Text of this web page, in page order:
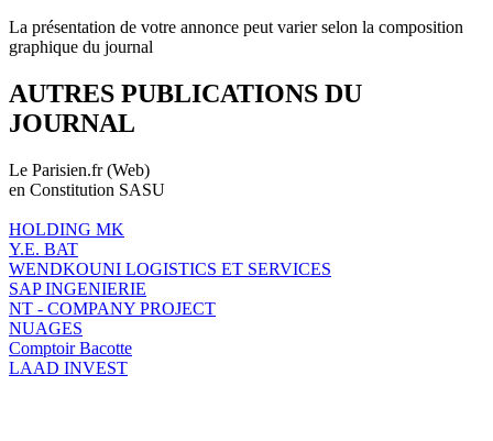
La présentation de votre annonce peut varier selon la composition
graphique du journal
AUTRES PUBLICATIONS DU
JOURNAL
Le Parisien.fr (Web)
en Constitution SASU
HOLDING MK
Y.E. BAT
WENDKOUNI LOGISTICS ET SERVICES
SAP INGENIERIE
NT - COMPANY PROJECT
NUAGES
Comptoir Bacotte
LAAD INVEST